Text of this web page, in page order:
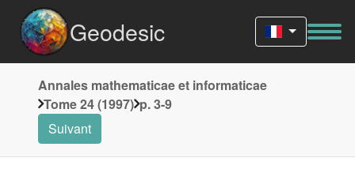
Geodesic
Annales mathematicae et informaticae
Tome 24 (1997) p. 3-9
Suivant